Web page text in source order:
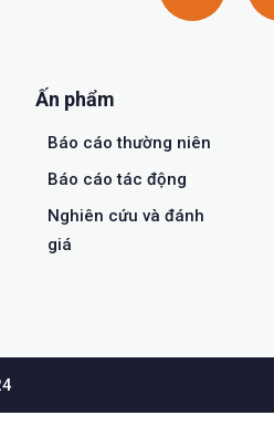
Ấn phẩm
Báo cáo thường niên
Báo cáo tác động
Nghiên cứu và đánh
giá